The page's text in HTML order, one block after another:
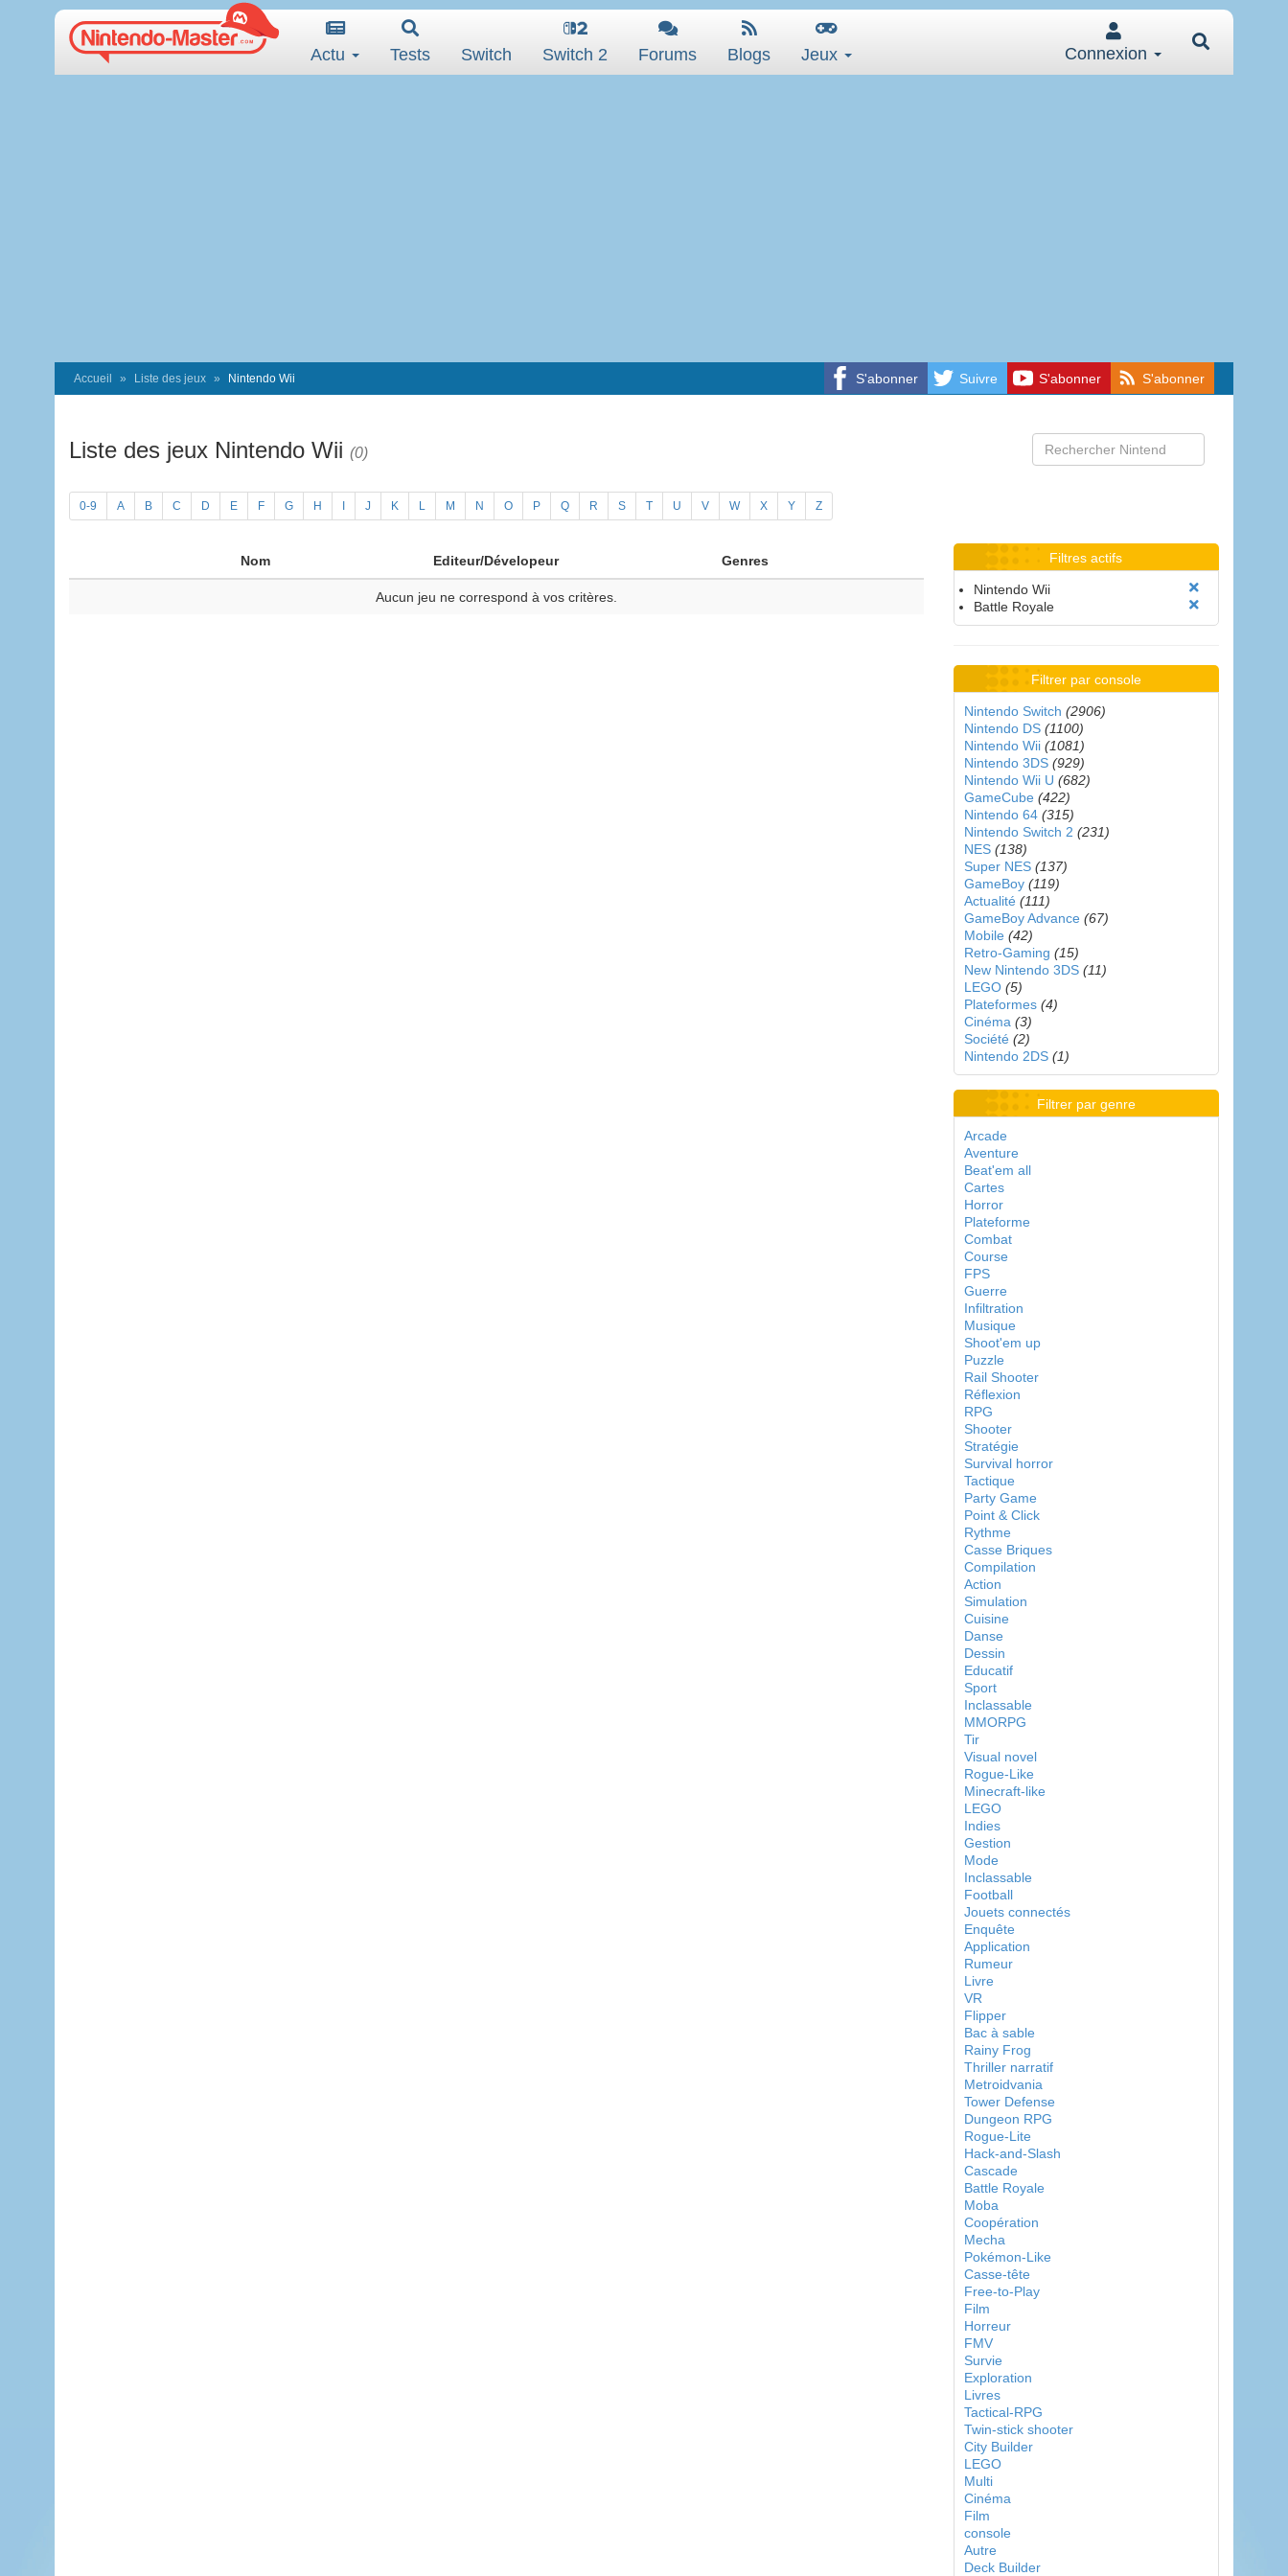
Actu Tests Switch Switch 2 Forums Blogs Jeux Connexion
S'abonner Suivre S'abonner S'abonner
Accueil Liste des jeux Nintendo Wii
Liste des jeux Nintendo Wii (0)
0-9 A B C D E F G H J K L M N O P Q R S T U V W X Y Z
Nom Editeur/Dévelopeur Genres
Aucun jeu ne correspond à vos critères.
Filtres actifs
Nintendo Wii
Battle Royale
Filtrer par console
Nintendo Switch (2906)
Nintendo DS (1100)
Nintendo Wii (1081)
Nintendo 3DS (929)
Nintendo Wii U (682)
GameCube (422)
Nintendo 64 (315)
Nintendo Switch 2 (231)
NES (138)
Super NES (137)
GameBoy (119)
Actualité (111)
GameBoy Advance (67)
Mobile (42)
Retro-Gaming (15)
New Nintendo 3DS (11)
LEGO (5)
Plateformes (4)
Cinéma (3)
Société (2)
Nintendo 2DS (1)
Filtrer par genre
Arcade
Aventure
Beat'em all
Cartes
Horror
Plateforme
Combat
Course
FPS
Guerre
Infiltration
Musique
Shoot'em up
Puzzle
Rail Shooter
Réflexion
RPG
Shooter
Stratégie
Survival horror
Tactique
Party Game
Point & Click
Rythme
Casse Briques
Compilation
Action
Simulation
Cuisine
Danse
Dessin
Educatif
Sport
Inclassable
MMORPG
Tir
Visual novel
Rogue-Like
Minecraft-like
LEGO
Indies
Gestion
Mode
Inclassable
Football
Jouets connectés
Enquête
Application
Rumeur
Livre
VR
Flipper
Bac à sable
Rainy Frog
Thriller narratif
Metroidvania
Tower Defense
Dungeon RPG
Rogue-Lite
Hack-and-Slash
Cascade
Battle Royale
Moba
Coopération
Mecha
Pokémon-Like
Casse-tête
Free-to-Play
Film
Horreur
FMV
Survie
Exploration
Livres
Tactical-RPG
Twin-stick shooter
City Builder
LEGO
Multi
Cinéma
Film
console
Autre
Deck Builder